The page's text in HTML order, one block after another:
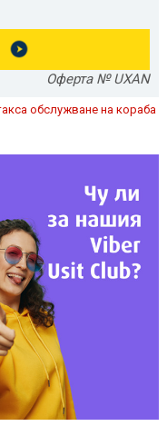
Оферта № UXAN
обслужване на кораба